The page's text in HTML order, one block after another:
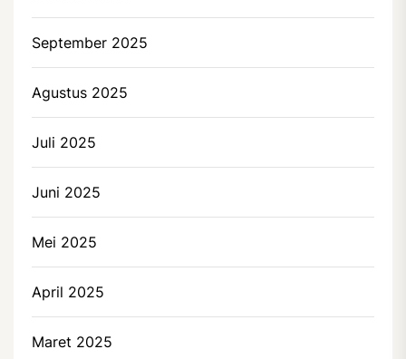
September 2025
Agustus 2025
Juli 2025
Juni 2025
Mei 2025
April 2025
Maret 2025